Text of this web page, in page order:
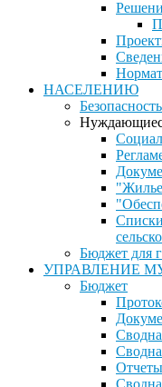
НАСЕЛЕНИЮ
Бюджет для
УПРАВЛЕНИЕ
Бюджет